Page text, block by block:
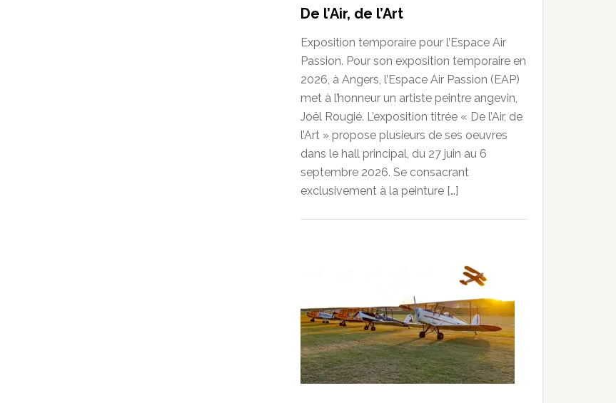
De l’Air, de l’Art
Exposition temporaire pour l’Espace Air
Passion. Pour son exposition temporaire en
2026, à Angers, l’Espace Air Passion (EAP)
met à l’honneur un artiste peintre angevin,
Joël Rougié. L’exposition titrée « De l’Air, de
l’Art » propose plusieurs de ses oeuvres
dans le hall principal, du 27 juin au 6
septembre 2026. Se consacrant
exclusivement à la peinture […]